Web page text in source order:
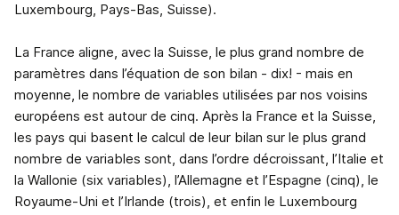
Luxembourg, Pays-Bas, Suisse).
La France aligne, avec la Suisse, le plus grand nombre de
paramètres dans l’équation de son bilan - dix! - mais en
moyenne, le nombre de variables utilisées par nos voisins
européens est autour de cinq. Après la France et la Suisse,
les pays qui basent le calcul de leur bilan sur le plus grand
nombre de variables sont, dans l’ordre décroissant, l’Italie et
la Wallonie (six variables), l’Allemagne et l’Espagne (cinq), le
Royaume-Uni et l’Irlande (trois), et enfin le Luxembourg